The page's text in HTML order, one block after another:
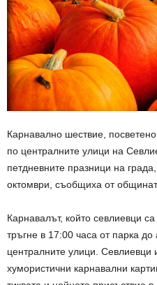
Карнавално шествие,
по централните улици на
петдневните празници на
октомври, съобщиха от
Карнавалът, който севлиевци
тръгне в 17:00 часа от парка
централните улици. Севлиевци
хумористични карнавални